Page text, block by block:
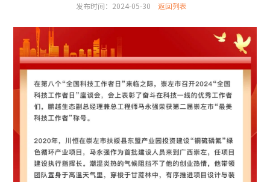
发布时间：2024-05-30 返回列表